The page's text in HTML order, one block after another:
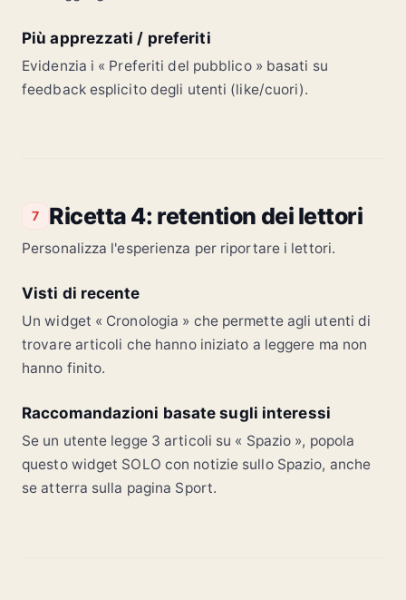
Più apprezzati / preferiti
Evidenzia i « Preferiti del pubblico » basati su
feedback esplicito degli utenti (like/cuori).
7 Ricetta 4: retention dei lettori
Personalizza l'esperienza per riportare i lettori.
Visti di recente
Un widget « Cronologia » che permette agli utenti di
trovare articoli che hanno iniziato a leggere ma non
hanno finito.
Raccomandazioni basate sugli interessi
Se un utente legge 3 articoli su « Spazio », popola
questo widget SOLO con notizie sullo Spazio, anche
se atterra sulla pagina Sport.